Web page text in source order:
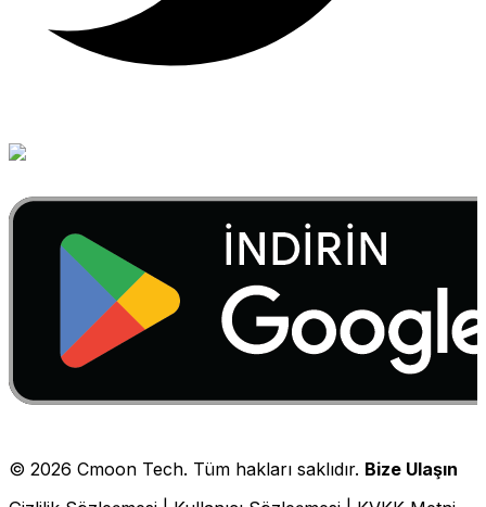
© 2026 Cmoon Tech. Tüm hakları saklıdır. Bize Ulaşın